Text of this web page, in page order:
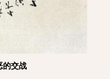
的交战